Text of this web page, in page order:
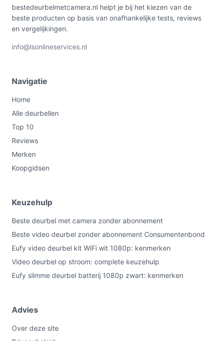
bestedeurbelmetcamera.nl helpt je bij het kiezen van de
beste producten op basis van onafhankelijke tests, reviews
en vergelijkingen.
info@lsonlineservices.nl
Navigatie
Home
Alle deurbellen
Top 10
Reviews
Merken
Koopgidsen
Keuzehulp
Beste deurbel met camera zonder abonnement
Beste video deurbel zonder abonnement Consumentenbond
Eufy video deurbel kit WiFi wit 1080p: kenmerken
Video deurbel op stroom: complete keuzehulp
Eufy slimme deurbel batterij 1080p zwart: kenmerken
Advies
Over deze site